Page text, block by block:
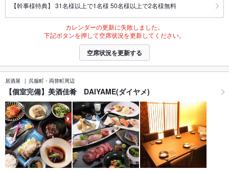
【幹事様特典】 31名様以上で1名様 50名様以上で2名様無料
カレンダーの更新に失敗しました。
下記ボタンを押して空席状況を更新してください。
空席状況を更新する
居酒屋 呉服町・両替町周辺
【個室完備】美酒佳肴 DAIYAME(ダイヤメ)